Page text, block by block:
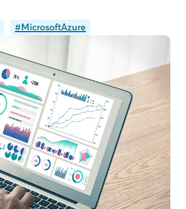
#MicrosoftAzure